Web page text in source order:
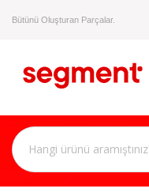
Bütünü Oluşturan Parçalar.